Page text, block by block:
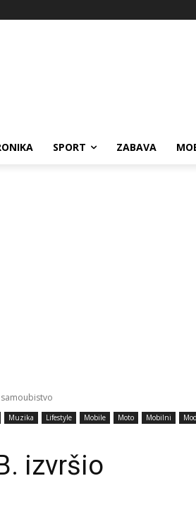
SPORT ZABAVA
Muzika Lifestyle Mobile Moto Mobilni
izvršio